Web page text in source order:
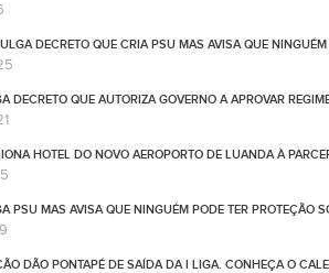
DECRETO QUE CRIA PSU MAS AVISA QUE
DECRETO QUE AUTORIZA GOVERNO A APROVAR
HOTEL DO NOVO AEROPORTO DE LUANDA À
PSU MAS AVISA QUE NINGUÉM PODE TER PROTEÇÃO
DÃO PONTAPÉ DE SAÍDA DA I LIGA. CONHEÇA O